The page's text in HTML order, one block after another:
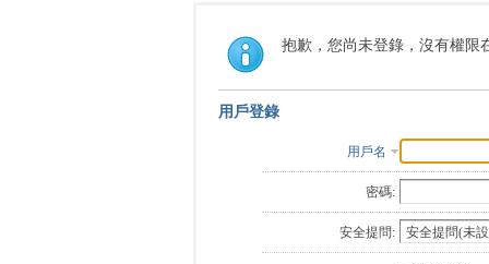
抱歉，您尚未登錄，沒有權限
用戶登錄
用戶名
密碼:
安全提問: